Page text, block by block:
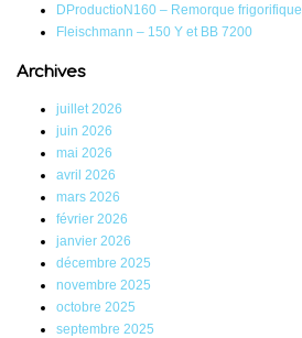
DProductioN160 – Remorque frigorifique
Fleischmann – 150 Y et BB 7200
Archives
juillet 2026
juin 2026
mai 2026
avril 2026
mars 2026
février 2026
janvier 2026
décembre 2025
novembre 2025
octobre 2025
septembre 2025